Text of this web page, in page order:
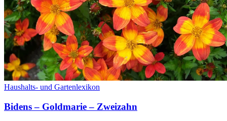
Haushalts- und Gartenlexikon
Bidens – Goldmarie – Zweizahn